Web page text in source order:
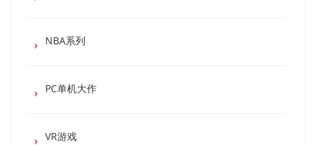
NBA系列
PC单机大作
VR游戏